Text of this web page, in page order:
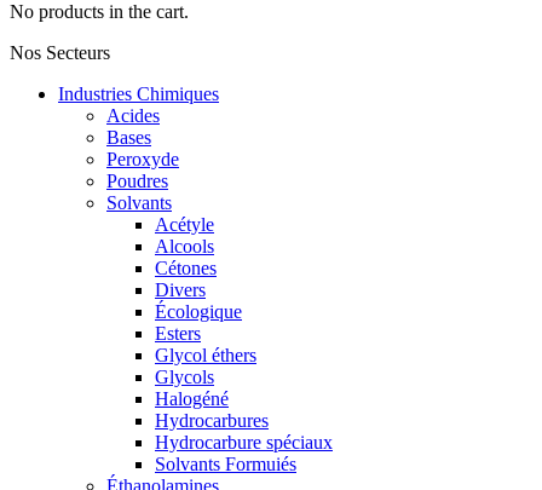
No products in the cart.
Nos Secteurs
Industries Chimiques
Acides
Bases
Peroxyde
Poudres
Solvants
Acétyle
Alcools
Cétones
Divers
Écologique
Esters
Glycol éthers
Glycols
Halogéné
Hydrocarbures
Hydrocarbure spéciaux
Solvants Formuiés
Éthanolamines